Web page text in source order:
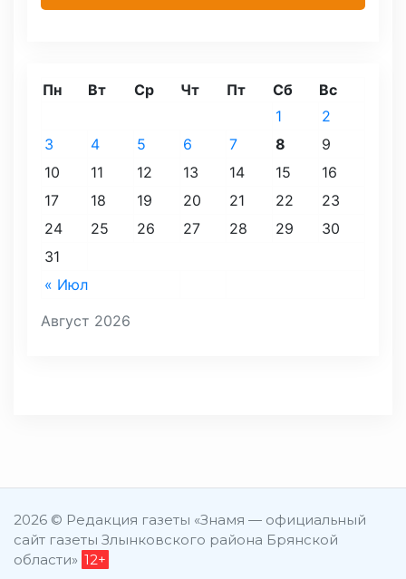
Август 2026
Пн Вт Ср Чт Пт Сб Вс
« Июл
1
2
3
4 5 6 7 8
9
10
11 12 13 14 15
16
17
18 19 20 21 22
23
24
25 26 27 28 29
30
31
2026 © Редакция газеты «Знамя — официальный
сайт газеты Злынковского района Брянской
области» 12+